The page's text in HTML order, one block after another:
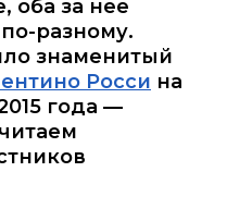
оба за нее
разному.
знаменитый
Росси на
года —